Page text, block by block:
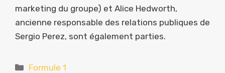
marketing du groupe) et Alice Hedworth,
ancienne responsable des relations publiques de
Sergio Perez, sont également parties.
Catégories
Formule 1